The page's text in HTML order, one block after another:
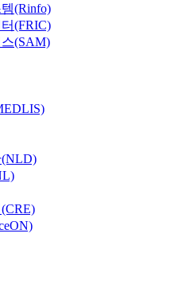
(Rinfo)
(FRIC)
(SAM)